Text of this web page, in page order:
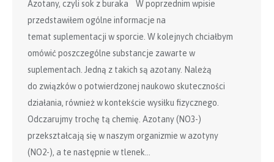
Azotany, czyli sok z buraka W poprzednim wpisie
przedstawiłem ogólne informacje na
temat suplementacji w sporcie. W kolejnych chciałbym
omówić poszczególne substancje zawarte w
suplementach. Jedną z takich są azotany. Należą
do związków o potwierdzonej naukowo skuteczności
działania, również w kontekście wysiłku fizycznego.
Odczarujmy trochę tą chemię.​ Azotany (NO3-)
przekształcają się w naszym organizmie w azotyny
(NO2-), a te następnie w ​tlenek…